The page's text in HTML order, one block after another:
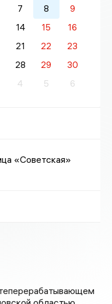
7 8
9
14 15
16
21 22
23
28 29
30
4 5 6
«Советская»